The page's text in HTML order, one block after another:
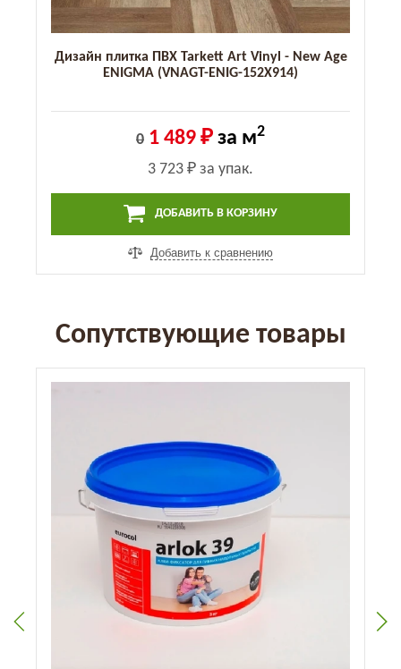
Дизайн плитка ПВХ Tarkett Art Vinyl - New Age
ENIGMA (VNAGT-ENIG-152X914)
0 1 489 ₽ за м2
3 723 ₽ за упак.
ДОБАВИТЬ В КОРЗИНУ
Добавить к сравнению
Сопутствующие товары